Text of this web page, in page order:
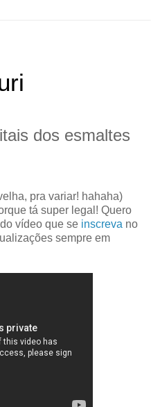
dos esmaltes
pra variar! hahaha)
tá super legal! Quero
vídeo que se inscreva no
sempre em